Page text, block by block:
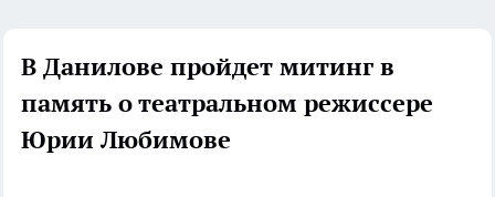
В Данилове пройдет митинг в
память о театральном режиссере
Юрии Любимове